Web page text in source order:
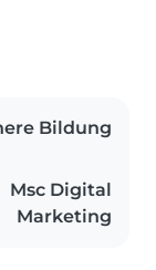
Bildung
Msc Digital
Marketing